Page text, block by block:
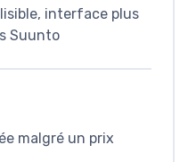
lisible, interface plus
Suunto
malgré un prix